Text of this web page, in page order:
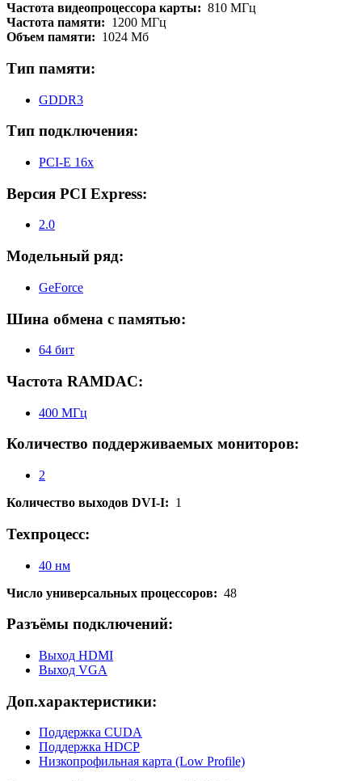
Частота видеопроцессора карты: 810 МГц
Частота памяти: 1200 МГц
Объем памяти: 1024 Мб
Тип памяти:
GDDR3
Тип подключения:
PCI-E 16x
Версия PCI Express:
2.0
Модельный ряд:
GeForce
Шина обмена с памятью:
64 бит
Частота RAMDAC:
400 МГц
Количество поддерживаемых мониторов:
2
Количество выходов DVI-I: 1
Техпроцесс:
40 нм
Число универсальных процессоров: 48
Разъёмы подключений:
Выход HDMI
Выход VGA
Доп.характеристики:
Поддержка CUDA
Поддержка HDCP
Низкопрофильная карта (Low Profile)